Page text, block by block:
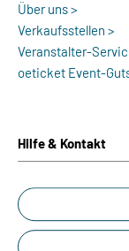
Über uns >
Verkaufsstellen >
Veranstalter-
oeticket Event-
Hilfe & Kontakt